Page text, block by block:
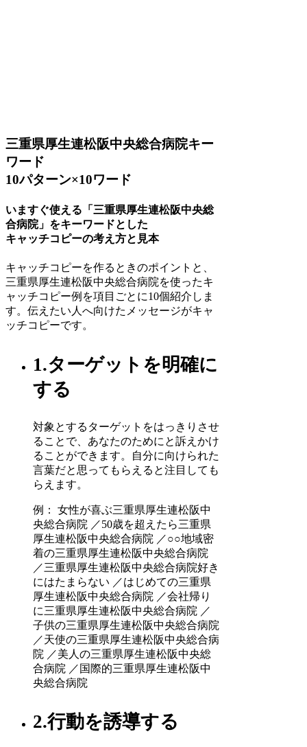
三重県厚生連松阪中央総合病院キー
ワード
10パターン×10ワード
いますぐ使える「三重県厚生連松阪中央総
合病院」をキーワードとした
キャッチコピーの考え方と見本
キャッチコピーを作るときのポイントと、
三重県厚生連松阪中央総合病院を使ったキ
ャッチコピー例を項目ごとに10個紹介しま
す。伝えたい人へ向けたメッセージがキャ
ッチコピーです。
1.ターゲットを明確に
する
対象とするターゲットをはっきりさせ
ることで、あなたのためにと訴えかけ
ることができます。自分に向けられた
言葉だと思ってもらえると注目しても
らえます。
例： 女性が喜ぶ三重県厚生連松阪中
央総合病院 ／50歳を超えたら三重県
厚生連松阪中央総合病院 ／○○地域密
着の三重県厚生連松阪中央総合病院
／三重県厚生連松阪中央総合病院好き
にはたまらない ／はじめての三重県
厚生連松阪中央総合病院 ／会社帰り
に三重県厚生連松阪中央総合病院 ／
子供の三重県厚生連松阪中央総合病院
／天使の三重県厚生連松阪中央総合病
院 ／美人の三重県厚生連松阪中央総
合病院 ／国際的三重県厚生連松阪中
央総合病院
2.行動を誘導する